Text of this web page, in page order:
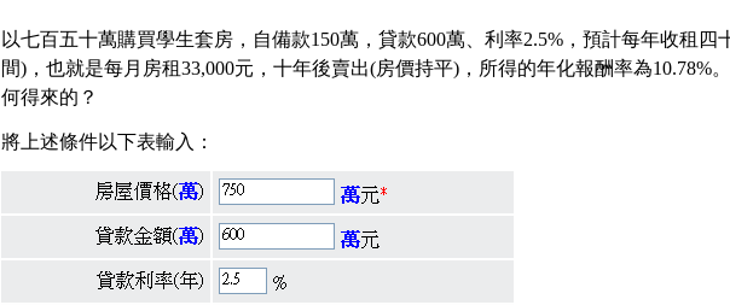
以七百五十萬購買學生套房，自備款150萬，貸款600萬、利率2.5%，預計每年收租四
間)，也就是每月房租33,000元，十年後賣出(房價持平)，所得的年化報酬率為10.78%
何得來的？
將上述條件以下表輸入：